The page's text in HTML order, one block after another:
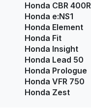
Honda CBR 400R
Honda e:NS1
Honda Element
Honda Fit
Honda Insight
Honda Lead 50
Honda Prologue
Honda VFR 750
Honda Zest